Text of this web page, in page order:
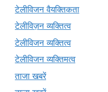
टेलीविजन वैयक्तिकता
टेलीविज़न व्यक्तित्व
टेलीविजन व्यक्तित्व
टेलीविजन व्यक्तिमत्व
ताजा खबरें